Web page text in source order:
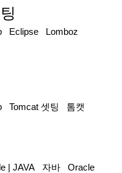
Eclipse
Lomboz
Tomcat 셋팅 톰캣
| JAVA 자바
Oracle